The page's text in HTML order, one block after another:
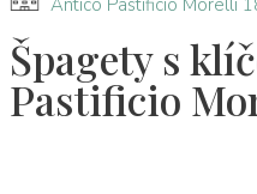
Antico Pastificio Morelli
Špagety s
Pastificio